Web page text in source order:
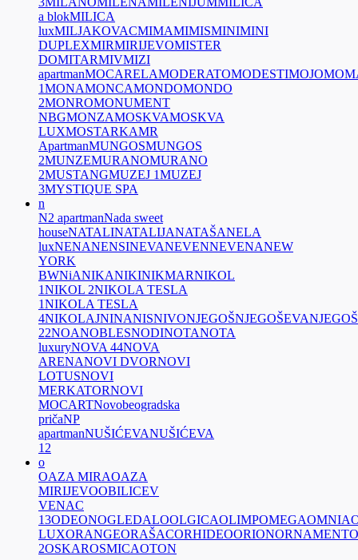
a blokMILICA
luxMILJAKOVACMIMAMIMISMINIMINI
DUPLEXMIRMIRIJEVOMISTER
DOMITARMIVMIZI
apartmanMOCARELAMODERATOMODESTIMOJO
1MONAMONCAMONDOMONDO
2MONROMONUMENT
NBGMONZAMOSKVAMOSKVA
LUXMOSTARKAMR
ApartmanMUNGOSMUNGOS
2MUNZEMURANOMURANO
2MUSTANGMUZEJ 1MUZEJ
3MYSTIQUE SPA
n
N2 apartmanNada sweet
houseNATALINATALIJANATAŠANELA
luxNENANENSINEVANEVENNEVENANEW
YORK
BWNiANIKANIKINIKMARNIKOL
1NIKOL 2NIKOLA TESLA
1NIKOLA TESLA
4NIKOLAJNINANISNIVONJEGOŠNJEGOŠEVA
22NOANOBLESNODINOTANOTA
luxuryNOVA 44NOVA
ARENANOVI DVORNOVI
LOTUSNOVI
MERKATORNOVI
MOCARTNovobeogradska
pričaNP
apartmanNUŠIĆEVANUŠIĆEVA
12
o
OAZA MIRAOAZA
MIRIJEVOOBILICEV
VENAC
13ODEONOGLEDALOOLGICAOLIMPOMEGAOMNIA
LUXORANGEORAŠACORHIDEOORIONORNAMENT
2OSKAROSMICAOTON